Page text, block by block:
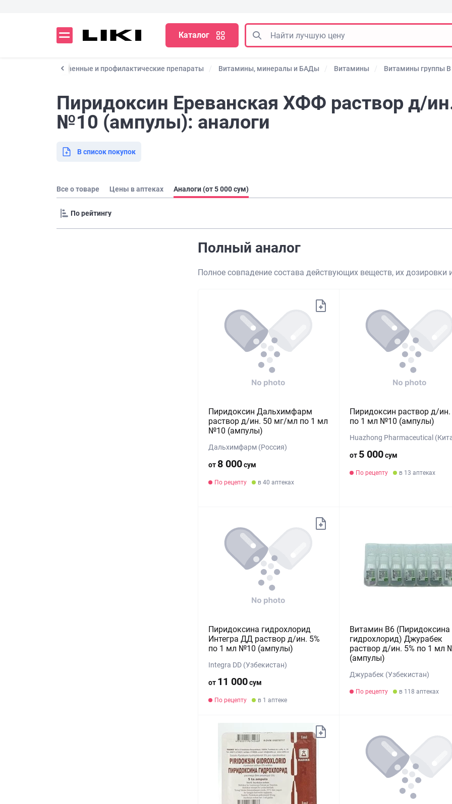
Каталог
Лекарственные и профилактические препараты Витамины, минералы и БАДы Витамины Витамины группы В
Пиридоксин Ереванская ХФФ раствор д/
№10 (ампулы): аналоги
В список покупок
Все о товаре Цены в аптеках Аналоги (от 5 000 сум)
Полный аналог
Полное совпадение состава действующих веществ, их
Пиридоксин Дальхимфарм
раствор д/ин. 50 мг/мл по 1 мл
№10 (ампулы)
Дальхимфарм (Россия)
от 8 000сум
По рецепту в 40 аптеках
Пиридоксин раствор д/ин.
по 1 мл №10 (ампулы)
Huazhong Pharmaceutical
от 5 000сум
По рецепту в 13 аптеках
Пиридоксина гидрохлорид
Интегра ДД раствор д/ин. 5%
по 1 мл №10 (ампулы)
Integra DD (Узбекистан)
от 11 000сум
По рецепту в 1 аптеке
Витамин В6 (Пиридоксина
гидрохлорид) Джурабек
раствор д/ин. 5% по 1 мл
(ампулы)
Джурабек (Узбекистан)
По рецепту в 118 аптеках